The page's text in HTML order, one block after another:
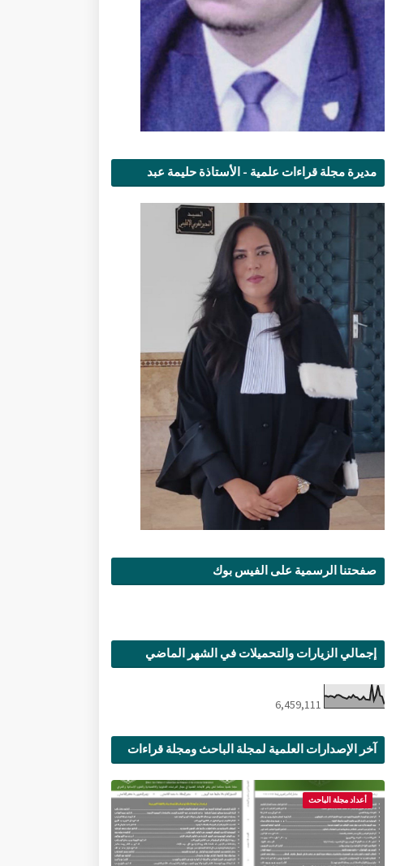
مديرة مجلة قراءات علمية - الأستاذة حليمة عبد
صفحتنا الرسمية على الفيس بوك
إجمالي الزيارات والتحميلات في الشهر الماضي
6,459,111
آخر الإصدارات العلمية لمجلة الباحث ومجلة قراءات
أعداد مجلة الباحث